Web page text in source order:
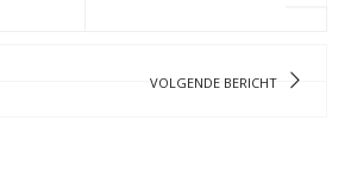
VOLGENDE BERICHT